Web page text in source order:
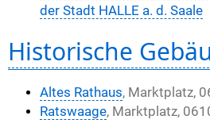
der Stadt HALLE a. d. Saale
Historische
Altes Rathaus, Marktplatz,
Ratswaage, Marktplatz,